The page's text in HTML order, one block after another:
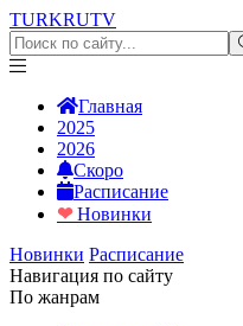
TURKRUTV
Главная
2025
2026
Скоро
Расписание
❤Новинки
Новинки Расписание
Навигация по сайту
По жанрам